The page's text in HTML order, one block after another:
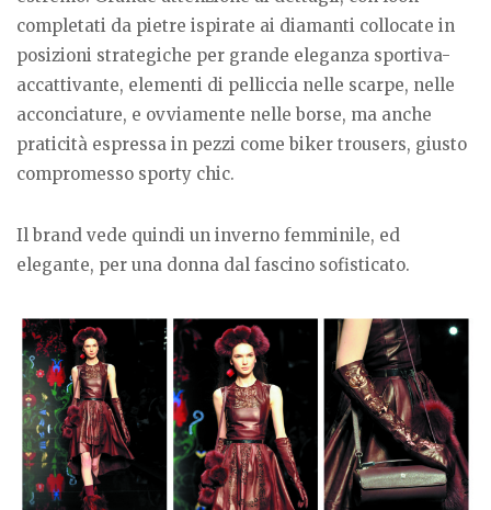
completati da pietre ispirate ai diamanti collocate in
posizioni strategiche per grande eleganza sportiva-
accattivante, elementi di pelliccia nelle scarpe, nelle
acconciature, e ovviamente nelle borse, ma anche
praticità espressa in pezzi come biker trousers, giusto
compromesso sporty chic.
Il brand vede quindi un inverno femminile, ed
elegante, per una donna dal fascino sofisticato.